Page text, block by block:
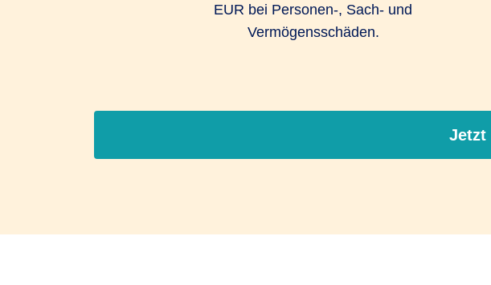
EUR bei Personen-, Sach- und
Vermögensschäden.
Jetzt